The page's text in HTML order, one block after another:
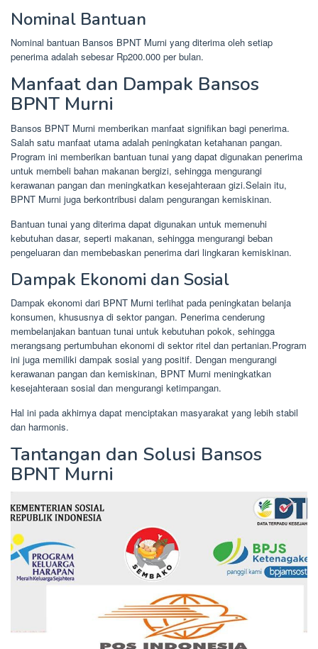
Nominal Bantuan
Nominal bantuan Bansos BPNT Murni yang diterima oleh setiap
penerima adalah sebesar Rp200.000 per bulan.
Manfaat dan Dampak Bansos
BPNT Murni
Bansos BPNT Murni memberikan manfaat signifikan bagi penerima.
Salah satu manfaat utama adalah peningkatan ketahanan pangan.
Program ini memberikan bantuan tunai yang dapat digunakan penerima
untuk membeli bahan makanan bergizi, sehingga mengurangi
kerawanan pangan dan meningkatkan kesejahteraan gizi.Selain itu,
BPNT Murni juga berkontribusi dalam pengurangan kemiskinan.
Bantuan tunai yang diterima dapat digunakan untuk memenuhi
kebutuhan dasar, seperti makanan, sehingga mengurangi beban
pengeluaran dan membebaskan penerima dari lingkaran kemiskinan.
Dampak Ekonomi dan Sosial
Dampak ekonomi dari BPNT Murni terlihat pada peningkatan belanja
konsumen, khususnya di sektor pangan. Penerima cenderung
membelanjakan bantuan tunai untuk kebutuhan pokok, sehingga
merangsang pertumbuhan ekonomi di sektor ritel dan pertanian.Program
ini juga memiliki dampak sosial yang positif. Dengan mengurangi
kerawanan pangan dan kemiskinan, BPNT Murni meningkatkan
kesejahteraan sosial dan mengurangi ketimpangan.
Hal ini pada akhirnya dapat menciptakan masyarakat yang lebih stabil
dan harmonis.
Tantangan dan Solusi Bansos
BPNT Murni